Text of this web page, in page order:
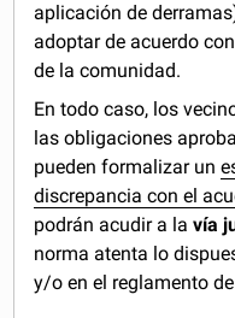
aplicación de
adoptar de acuerdo
de la comunidad.
En todo caso, los
las obligaciones
pueden formalizar un
discrepancia con el
podrán acudir a la vía
norma atenta lo
y/o en el reglamento